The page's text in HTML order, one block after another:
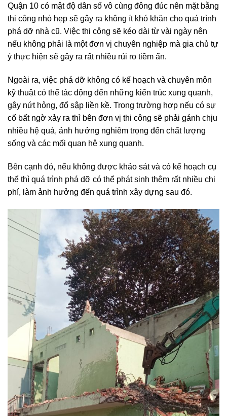
Quận 10 có mật độ dân số vô cùng đông đúc nên mặt bằng
thi công nhỏ hẹp sẽ gây ra không ít khó khăn cho quá trình
phá dỡ nhà cũ. Việc thi công sẽ kéo dài từ vài ngày nên
nếu không phải là một đơn vị chuyên nghiệp mà gia chủ tự
ý thực hiện sẽ gây ra rất nhiều rủi ro tiềm ẩn.
Ngoài ra, việc phá dỡ không có kế hoạch và chuyên môn
kỹ thuật có thể tác động đến những kiến trúc xung quanh,
gây nứt hỏng, đổ sập liền kề. Trong trường hợp nếu có sự
cố bất ngờ xảy ra thì bên đơn vị thi công sẽ phải gánh chịu
nhiều hệ quả, ảnh hưởng nghiêm trọng đến chất lượng
sống và các mối quan hệ xung quanh.
Bên cạnh đó, nếu không được khảo sát và có kế hoạch cụ
thể thì quá trình phá dỡ có thể phát sinh thêm rất nhiều chi
phí, làm ảnh hưởng đến quá trình xây dựng sau đó.